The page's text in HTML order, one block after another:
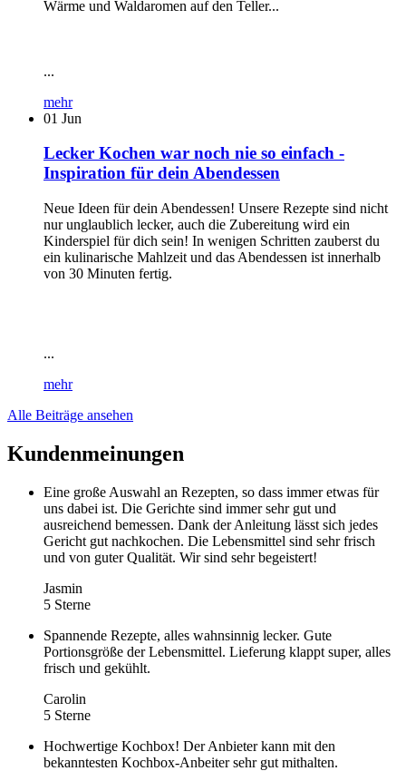
Wärme und Waldaromen auf den Teller...
...
mehr
01 Jun
Lecker Kochen war noch nie so einfach -
Inspiration für dein Abendessen
Neue Ideen für dein Abendessen! Unsere Rezepte sind nicht
nur unglaublich lecker, auch die Zubereitung wird ein
Kinderspiel für dich sein! In wenigen Schritten zauberst du
ein kulinarische Mahlzeit und das Abendessen ist innerhalb
von 30 Minuten fertig.
...
mehr
Alle Beiträge ansehen
Kundenmeinungen
Eine große Auswahl an Rezepten, so dass immer etwas für
uns dabei ist. Die Gerichte sind immer sehr gut und
ausreichend bemessen. Dank der Anleitung lässt sich jedes
Gericht gut nachkochen. Die Lebensmittel sind sehr frisch
und von guter Qualität. Wir sind sehr begeistert!
Jasmin
5 Sterne
Spannende Rezepte, alles wahnsinnig lecker. Gute
Portionsgröße der Lebensmittel. Lieferung klappt super, alles
frisch und gekühlt.
Carolin
5 Sterne
Hochwertige Kochbox! Der Anbieter kann mit den
bekanntesten Kochbox-Anbeiter sehr gut mithalten.